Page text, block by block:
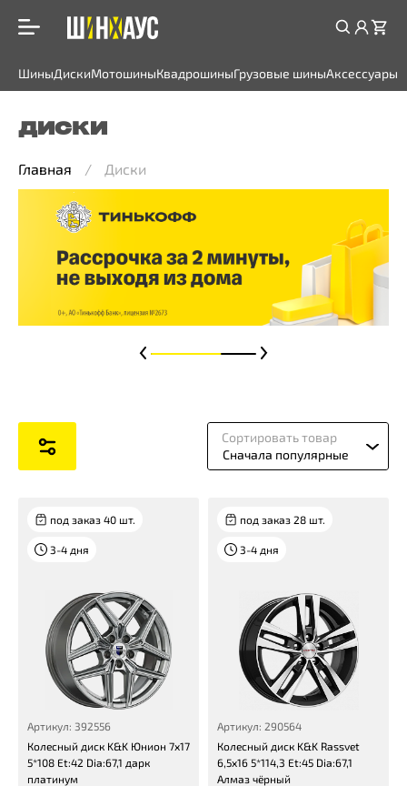
ШиныДискиМотошиныКвадрошиныГрузовые шиныАксессуары
ДИСКИ
Главная Диски
Сортировать товар
Сначала популярные
под заказ 40 шт.
3-4 дня
Артикул: 392556
Колесный диск K&K Юнион 7x17
5*108 Et:42 Dia:67,1 дарк
платинум
под заказ 28 шт.
3-4 дня
Артикул: 290564
Колесный диск K&K Rassvet
6,5x16 5*114,3 Et:45 Dia:67,1
Алмаз чёрный